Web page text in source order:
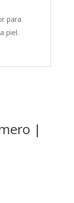
para
piel.
|